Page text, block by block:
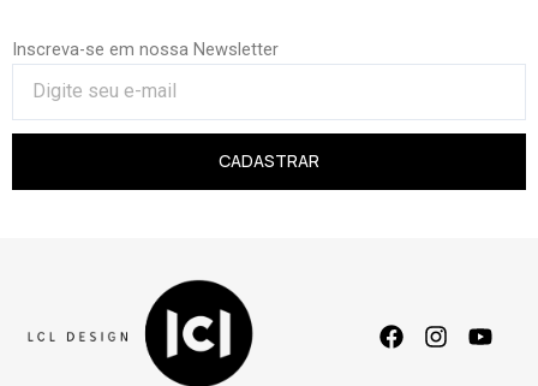
Inscreva-se em nossa Newsletter
CADASTRAR